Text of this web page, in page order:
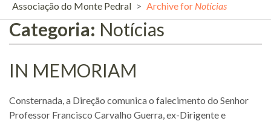
Associação do Monte Pedral > Archive for Notícias
Categoria: Notícias
IN MEMORIAM
Consternada, a Direção comunica o falecimento do Senhor
Professor Francisco Carvalho Guerra, ex-Dirigente e